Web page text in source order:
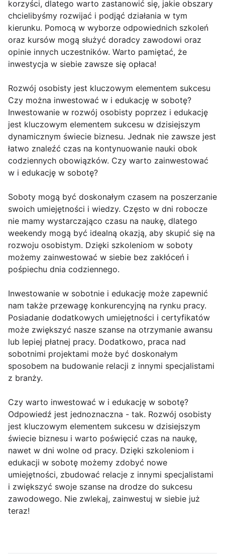
korzyści, dlatego warto zastanowić się, jakie obszary
chcielibyśmy rozwijać i podjąć działania w tym
kierunku. Pomocą w wyborze odpowiednich szkoleń
oraz kursów mogą służyć doradcy zawodowi oraz
opinie innych uczestników. Warto pamiętać, że
inwestycja w siebie zawsze się opłaca!
Rozwój osobisty jest kluczowym elementem sukcesu
Czy można inwestować w i edukację w sobotę?
Inwestowanie w rozwój osobisty poprzez i edukację
jest kluczowym elementem sukcesu w dzisiejszym
dynamicznym świecie biznesu. Jednak nie zawsze jest
łatwo znaleźć czas na kontynuowanie nauki obok
codziennych obowiązków. Czy warto zainwestować
w i edukację w sobotę?
Soboty mogą być doskonałym czasem na poszerzanie
swoich umiejętności i wiedzy. Często w dni robocze
nie mamy wystarczająco czasu na naukę, dlatego
weekendy mogą być idealną okazją, aby skupić się na
rozwoju osobistym. Dzięki szkoleniom w soboty
możemy zainwestować w siebie bez zakłóceń i
pośpiechu dnia codziennego.
Inwestowanie w sobotnie i edukację może zapewnić
nam także przewagę konkurencyjną na rynku pracy.
Posiadanie dodatkowych umiejętności i certyfikatów
może zwiększyć nasze szanse na otrzymanie awansu
lub lepiej płatnej pracy. Dodatkowo, praca nad
sobotnimi projektami może być doskonałym
sposobem na budowanie relacji z innymi specjalistami
z branży.
Czy warto inwestować w i edukację w sobotę?
Odpowiedź jest jednoznaczna - tak. Rozwój osobisty
jest kluczowym elementem sukcesu w dzisiejszym
świecie biznesu i warto poświęcić czas na naukę,
nawet w dni wolne od pracy. Dzięki szkoleniom i
edukacji w sobotę możemy zdobyć nowe
umiejętności, zbudować relacje z innymi specjalistami
i zwiększyć swoje szanse na drodze do sukcesu
zawodowego. Nie zwlekaj, zainwestuj w siebie już
teraz!